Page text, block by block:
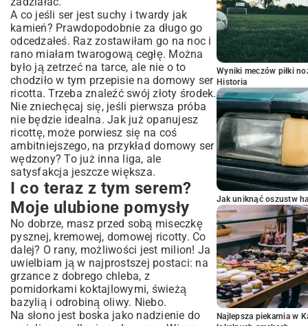
A co jeśli ser jest suchy i twardy jak
kamień? Prawdopodobnie za długo go
odcedzałeś. Raz zostawiłam go na noc i
rano miałam twarogową cegłę. Można
było ją zetrzeć na tarce, ale nie o to
chodziło w tym przepisie na domowy ser
ricotta. Trzeba znaleźć swój złoty środek.
Nie zniechęcaj się, jeśli pierwsza próba
nie będzie idealna. Jak już opanujesz
ricottę, może porwiesz się na coś
ambitniejszego, na przykład domowy ser
wędzony? To już inna liga, ale
satysfakcja jeszcze większa.
I co teraz z tym serem?
Moje ulubione pomysły
No dobrze, masz przed sobą miseczkę
pysznej, kremowej, domowej ricotty. Co
dalej? O rany, możliwości jest milion! Ja
uwielbiam ją w najprostszej postaci: na
grzance z dobrego chleba, z
pomidorkami koktajlowymi, świeżą
bazylią i odrobiną oliwy. Niebo.
Na słono jest boska jako nadzienie do
Wyniki meczów piłki
Historia
Jak uniknąć oszustw
Najlepsza piekarnia w